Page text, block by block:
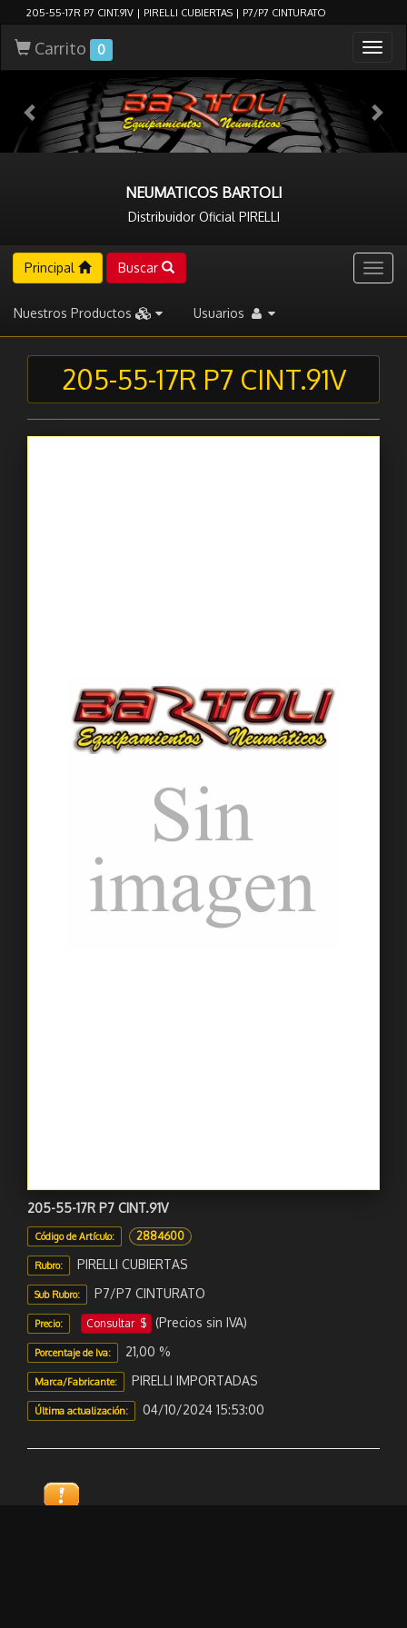
205-55-17R P7 CINT.91V | PIRELLI CUBIERTAS | P7/P7 CINTURATO
Carrito 0
NEUMATICOS BARTOLI
Distribuidor Oficial PIRELLI
Principal Buscar
Nuestros Productos Usuarios
205-55-17R P7 CINT.91V
205-55-17R P7 CINT.91V
Código de Artículo: 2884600
Rubro: PIRELLI CUBIERTAS
Sub Rubro: P7/P7 CINTURATO
Precio: Consultar $ (Precios sin IVA)
Porcentaje de Iva: 21,00 %
Marca/Fabricante: PIRELLI IMPORTADAS
Última actualización: 04/10/2024 15:53:00